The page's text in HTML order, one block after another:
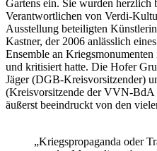
Gartens ein. Sie wurden herzlich
Verantwortlichen von Verdi-
Ausstellung beteiligten
Kastner, der 2006 anlässlich
Ensemble an
und kritisiert hatte. Die Hofer
Jäger (DGB-Kreisvorsitzender)
(Kreisvorsitzende der VVN-BdA
äußerst beeindruckt von den
„Kriegspropaganda oder